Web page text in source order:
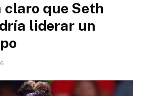
claro que Seth
liderar un